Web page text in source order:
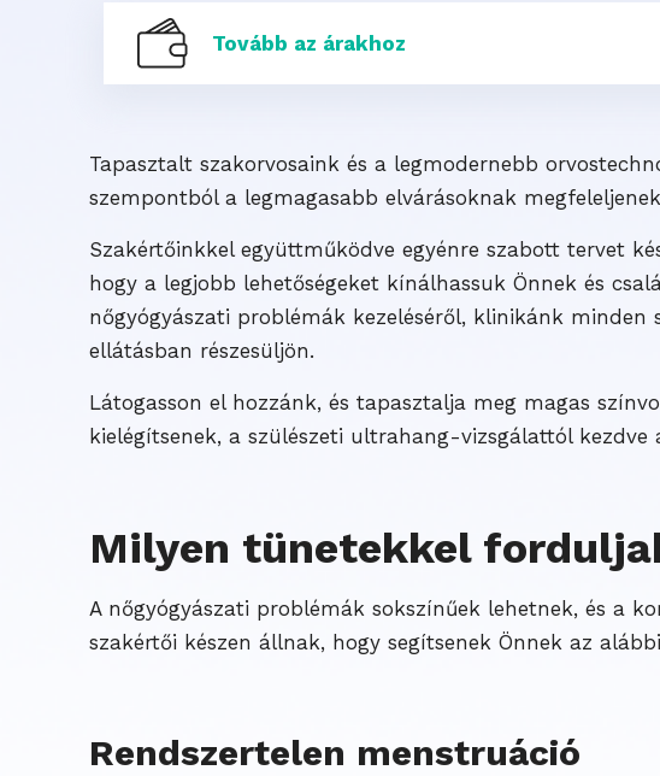
Tovább az árakhoz
Tapasztalt szakorvosaink és a legmodernebb
szempontból a legmagasabb elvárásoknak
Szakértőinkkel együttműködve egyénre szabott tervet
hogy a legjobb lehetőségeket kínálhassuk Önnek és
nőgyógyászati problémák kezeléséről, klinikánk minden
ellátásban részesüljön.
Látogasson el hozzánk, és tapasztalja meg magas
kielégítsenek, a szülészeti ultrahang-vizsgálattól
Milyen tünetekkel
A nőgyógyászati problémák sokszínűek lehetnek, és a
szakértői készen állnak, hogy segítsenek Önnek az
Rendszertelen menstruáció